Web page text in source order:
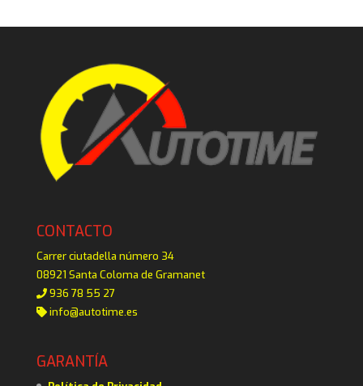
CONTACTO
Carrer ciutadella número 34
08921 Santa Coloma de Gramanet
936 78 55 27
info@autotime.es
GARANTÍA